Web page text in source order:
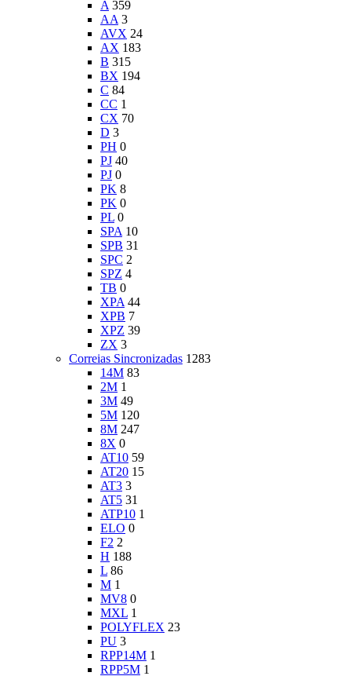
A 359
AA 3
AVX 24
AX 183
B 315
BX 194
C 84
CC 1
CX 70
D 3
PH 0
PJ 40
PJ 0
PK 8
PK 0
PL 0
SPA 10
SPB 31
SPC 2
SPZ 4
TB 0
XPA 44
XPB 7
XPZ 39
ZX 3
Correias Sincronizadas 1283
14M 83
2M 1
3M 49
5M 120
8M 247
8X 0
AT10 59
AT20 15
AT3 3
AT5 31
ATP10 1
ELO 0
F2 2
H 188
L 86
M 1
MV8 0
MXL 1
POLYFLEX 23
PU 3
RPP14M 1
RPP5M 1